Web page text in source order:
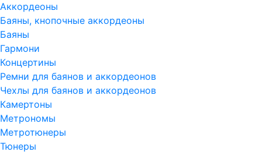
Аккордеоны
Баяны, кнопочные аккордеоны
Баяны
Гармони
Концертины
Ремни для баянов и аккордеонов
Чехлы для баянов и аккордеонов
Камертоны
Метрономы
Метротюнеры
Тюнеры